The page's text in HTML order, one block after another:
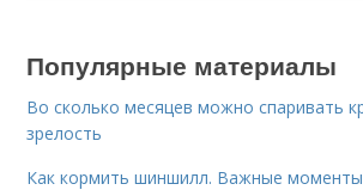
Популярные материалы
Во сколько месяцев можно спаривать
зрелость
Как кормить шиншилл. Важные моменты